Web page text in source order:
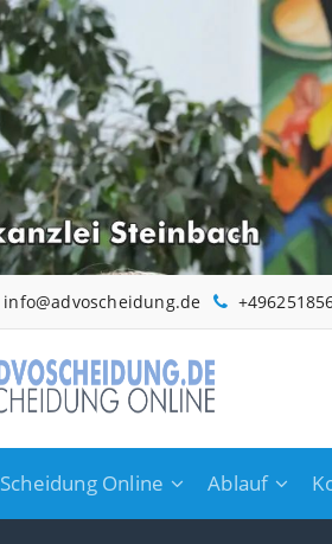
info@advoscheidung.de
Scheidung Online Ablauf